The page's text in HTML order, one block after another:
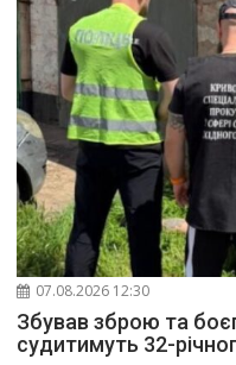
07.08.2026 12:30
Збував зброю та
судитимуть 32-